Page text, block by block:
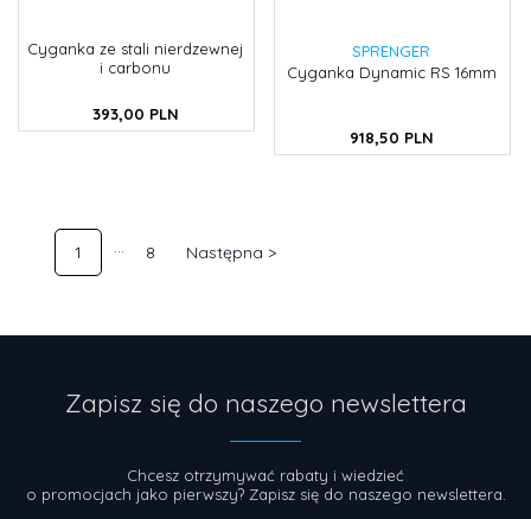
Cyganka ze stali nierdzewnej
i carbonu
393,00 PLN
SPRENGER
Cyganka Dynamic RS 16mm
918,50 PLN
1 8 Następna >
Zapisz się do naszego newslettera
Chcesz otrzymywać rabaty i wiedzieć
o promocjach jako pierwszy? Zapisz się do naszego newslettera.